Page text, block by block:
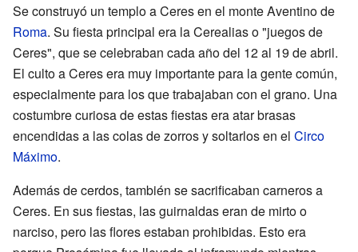
Se construyó un templo a Ceres en el monte Aventino de
Roma. Su fiesta principal era la Cerealias o "juegos de
Ceres", que se celebraban cada año del 12 al 19 de abril.
El culto a Ceres era muy importante para la gente común,
especialmente para los que trabajaban con el grano. Una
costumbre curiosa de estas fiestas era atar brasas
encendidas a las colas de zorros y soltarlos en el Circo
Máximo.
Además de cerdos, también se sacrificaban carneros a
Ceres. En sus fiestas, las guirnaldas eran de mirto o
narciso, pero las flores estaban prohibidas. Esto era